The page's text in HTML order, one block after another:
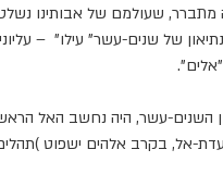
שעולמם של אבותינו
של שנים-עשר" עילו" –
.
-עשר, היה נחשב האל
-אל, בקרב אלהים ישפוט)